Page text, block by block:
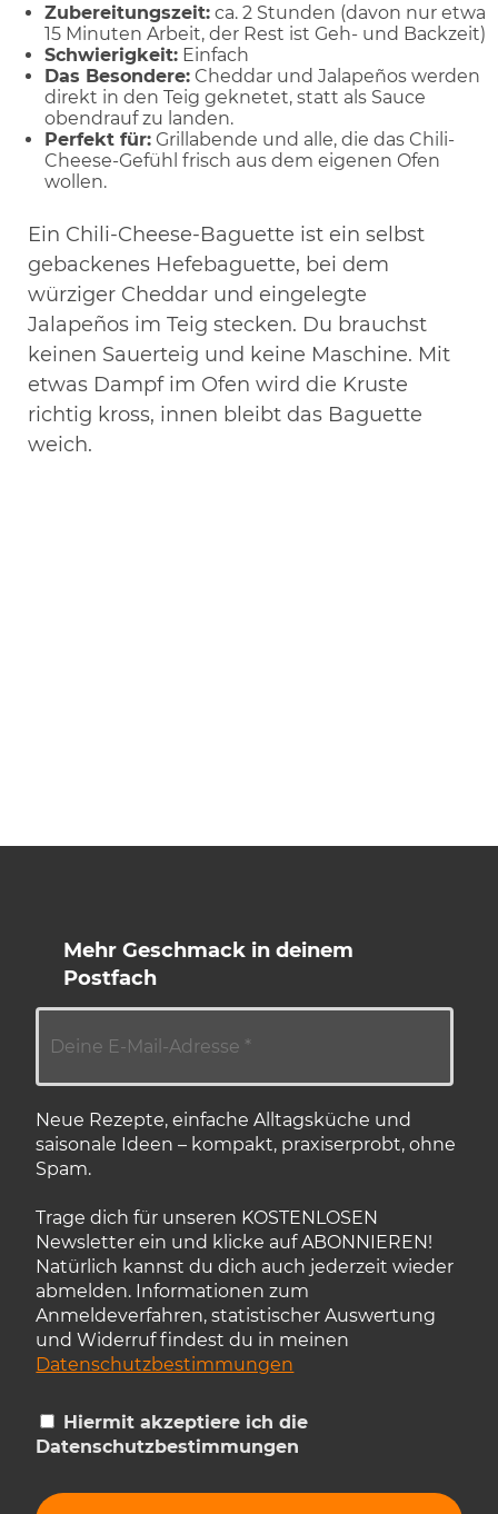
Zubereitungszeit: ca. 2 Stunden (davon nur etwa
15 Minuten Arbeit, der Rest ist Geh- und Backzeit)
Schwierigkeit: Einfach
Das Besondere: Cheddar und Jalapeños werden
direkt in den Teig geknetet, statt als Sauce
obendrauf zu landen.
Perfekt für: Grillabende und alle, die das Chili-
Cheese-Gefühl frisch aus dem eigenen Ofen
wollen.
Ein Chili-Cheese-Baguette ist ein selbst
gebackenes Hefebaguette, bei dem
würziger Cheddar und eingelegte
Jalapeños im Teig stecken. Du brauchst
keinen Sauerteig und keine Maschine. Mit
etwas Dampf im Ofen wird die Kruste
richtig kross, innen bleibt das Baguette
weich.
Mehr Geschmack in deinem
Postfach
Neue Rezepte, einfache Alltagsküche und
saisonale Ideen – kompakt, praxiserprobt, ohne
Spam.
Trage dich für unseren KOSTENLOSEN
Newsletter ein und klicke auf ABONNIEREN!
Natürlich kannst du dich auch jederzeit wieder
abmelden. Informationen zum
Anmeldeverfahren, statistischer Auswertung
und Widerruf findest du in meinen
Datenschutzbestimmungen
Hiermit akzeptiere ich die
Datenschutzbestimmungen